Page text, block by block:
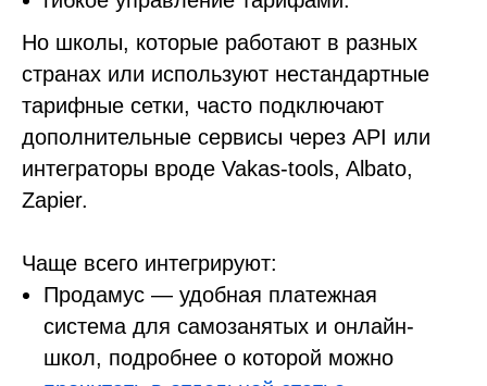
Но школы, которые работают в разных
странах или используют нестандартные
тарифные сетки, часто подключают
дополнительные сервисы через API или
интеграторы вроде Vakas-tools, Albato,
Zapier.
Чаще всего интегрируют:
Продамус — удобная платежная
система для самозанятых и онлайн-
школ, подробнее о которой можно